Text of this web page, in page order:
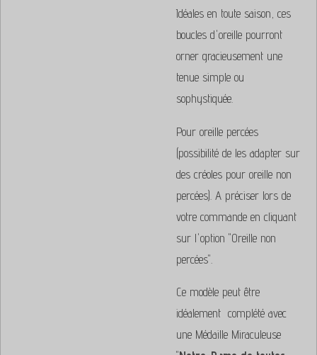
Idéales en toute saison, ces
boucles d'oreille pourront
orner gracieusement une
tenue simple ou
sophystiquée.
Pour oreille percées
(possibilité de les adapter sur
des créoles pour oreille non
percées). A préciser lors de
votre commande en cliquant
sur l'option "Oreille non
percées".
Ce modèle peut être
idéalement complété avec
une Médaille Miraculeuse